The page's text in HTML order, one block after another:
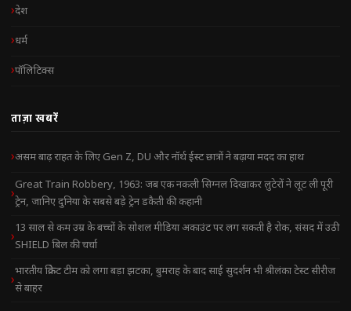
देश
धर्म
पॉलिटिक्स
ताज़ा खबरें
असम बाढ़ राहत के लिए Gen Z, DU और नॉर्थ ईस्ट छात्रों ने बढ़ाया मदद का हाथ
Great Train Robbery, 1963: जब एक नकली सिग्नल दिखाकर लुटेरों ने लूट ली पूरी
ट्रेन, जानिए दुनिया के सबसे बड़े ट्रेन डकैती की कहानी
13 साल से कम उम्र के बच्चों के सोशल मीडिया अकाउंट पर लग सकती है रोक, संसद में उठी
SHIELD बिल की चर्चा
भारतीय क्रिकेट टीम को लगा बड़ा झटका, बुमराह के बाद साई सुदर्शन भी श्रीलंका टेस्ट सीरीज
से बाहर